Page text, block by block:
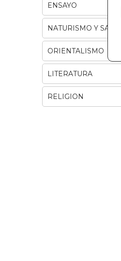
ENSAYO
NATURISMO Y SALUD
ORIENTALISMO
LITERATURA
RELIGION